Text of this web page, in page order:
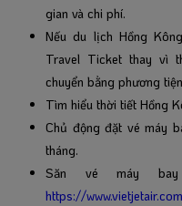
gian và chi phí.
Nếu du lịch Hồng
Travel Ticket thay vì
chuyển bằng phương
Tìm hiểu thời tiết Hồng
Chủ động đặt vé máy
tháng.
Săn vé máy
https://